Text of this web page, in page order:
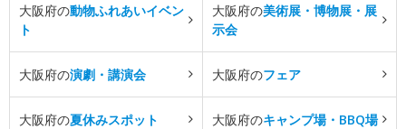
大阪府の動物ふれあいイベン
ト
大阪府の美術展・博物展・展
示会
大阪府の演劇・講演会 大阪府のフェア
大阪府の夏休みスポット 大阪府のキャンプ場・BBQ場